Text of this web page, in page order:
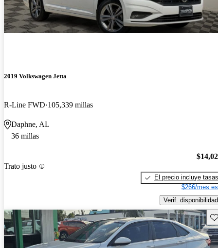
2019 Volkswagen Jetta
R-Line FWD 105,339 millas
Daphne, AL
36 millas
Trato justo
El precio incluye tasas
$266/mes
Verif. disponibilidad